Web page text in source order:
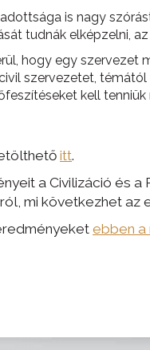
is nagy
tudnák elképzelni,
hogy egy
szervezetet,
kell
itt.
a Civilizáció és a
mi következhet az
ebben a